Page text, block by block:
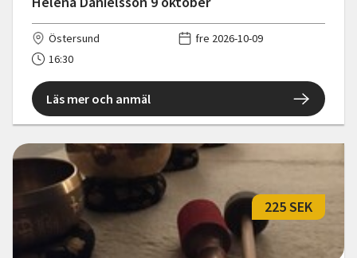
Östersund
fre 2026-10-09
16:30
Läs mer och anmäl
225 SEK